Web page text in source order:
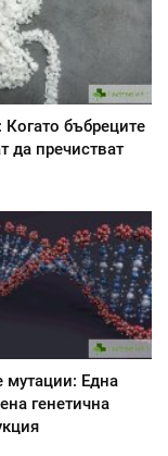
Когато бъбреците
да пречистват
мутации: Една
генетична